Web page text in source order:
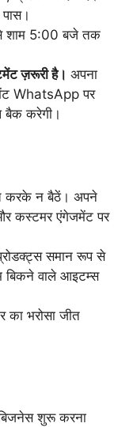
शाम 5:00 बजे तक
ज़रूरी है। अपना
WhatsApp पर
करेगी।
करके न बैठें। अपने
कस्टमर एंगेजमेंट पर
समान रूप से
बिकने वाले आइटम्स
का भरोसा जीत
शुरू करना